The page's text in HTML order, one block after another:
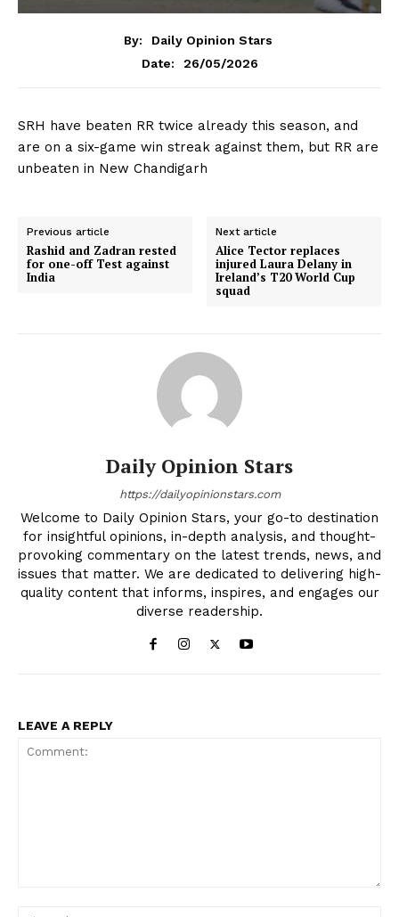
By:
Daily Opinion Stars
Date:
26/05/2026
SRH have beaten RR twice already this season, and
are on a six-game win streak against them, but RR are
unbeaten in New Chandigarh
Previous article
Rashid and Zadran rested
for one-off Test against
India
Next article
Alice Tector replaces
injured Laura Delany in
Ireland’s T20 World Cup
squad
Daily Opinion Stars
https://dailyopinionstars.com
Welcome to Daily Opinion Stars, your go-to destination
for insightful opinions, in-depth analysis, and thought-
provoking commentary on the latest trends, news, and
issues that matter. We are dedicated to delivering high-
quality content that informs, inspires, and engages our
diverse readership.
LEAVE A REPLY